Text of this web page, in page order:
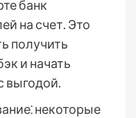
банк
на счет. Это
получить
и начать
выгодой.
некоторые